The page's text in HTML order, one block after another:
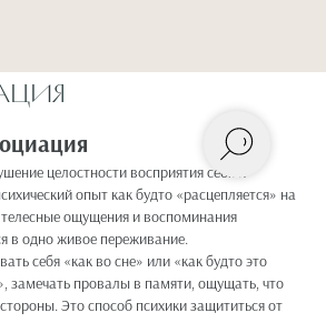
целостности восприятия себя и
опыт как будто «расцепляется» на
ощущения и воспоминания
в одно живое переживание.​
себя «как во сне» или «как будто это
замечать провалы в памяти, ощущать, что
Это способ психики защититься от